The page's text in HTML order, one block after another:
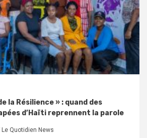
la Résilience » : quand des
d’Haïti reprennent la parole
Le Quotidien News